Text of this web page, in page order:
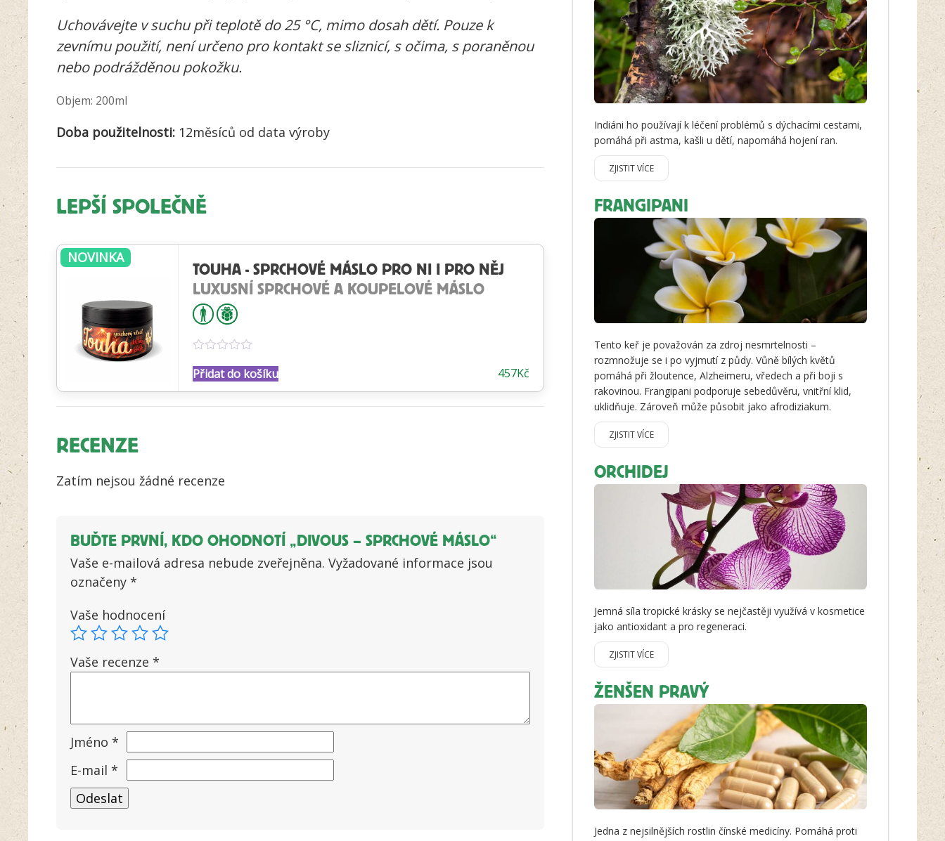
Uchovávejte v suchu při teplotě do 25 °C, mimo dosah dětí. Pouze k
zevnímu použití, není určeno pro kontakt se sliznicí, s očima, s poraněnou
nebo podrážděnou pokožku.
Objem: 200ml
Doba použitelnosti: 12měsíců od data výroby
LEPŠÍ SPOLEČNĚ
NOVINKA
TOUHA - SPRCHOVÉ MÁSLO PRO NI I PRO NĚJ
LUXUSNÍ SPRCHOVÉ A KOUPELOVÉ MÁSLO
0
z
5
457Kč
Přidat do košíku
RECENZE
Zatím nejsou žádné recenze
BUĎTE PRVNÍ, KDO OHODNOTÍ „DIVOUS – SPRCHOVÉ MÁSLO“
Vaše e-mailová adresa nebude zveřejněna. Vyžadované informace jsou
označeny *
Vaše hodnocení
Vaše recenze *
Jméno *
E-mail *
Indiáni ho používají k léčení problémů s dýchacími cestami,
pomáhá při astma, kašli u dětí, napomáhá hojení ran.
ZJISTIT VÍCE
FRANGIPANI
Tento keř je považován za zdroj nesmrtelnosti –
rozmnožuje se i po vyjmutí z půdy. Vůně bílých květů
pomáhá při žloutence, Alzheimeru, vředech a při boji s
rakovinou. Frangipani podporuje sebedůvěru, vnitřní klid,
uklidňuje. Zároveň může působit jako afrodiziakum.
ZJISTIT VÍCE
ORCHIDEJ
Jemná síla tropické krásky se nejčastěji využívá v kosmetice
jako antioxidant a pro regeneraci.
ZJISTIT VÍCE
ŽENŠEN PRAVÝ
Jedna z nejsilnějších rostlin čínské medicíny. Pomáhá proti